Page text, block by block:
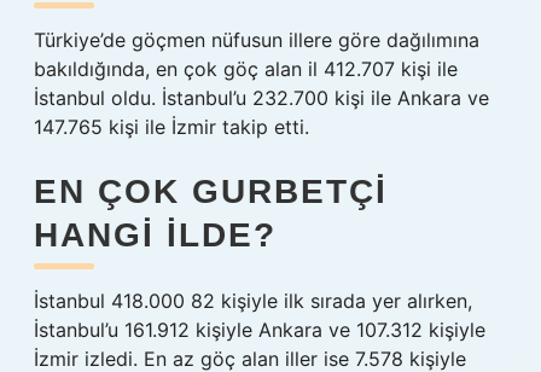
Türkiye’de göçmen nüfusun illere göre dağılımına
bakıldığında, en çok göç alan il 412.707 kişi ile
İstanbul oldu. İstanbul’u 232.700 kişi ile Ankara ve
147.765 kişi ile İzmir takip etti.
EN ÇOK GURBETÇI
HANGI ILDE?
İstanbul 418.000 82 kişiyle ilk sırada yer alırken,
İstanbul’u 161.912 kişiyle Ankara ve 107.312 kişiyle
İzmir izledi. En az göç alan iller ise 7.578 kişiyle